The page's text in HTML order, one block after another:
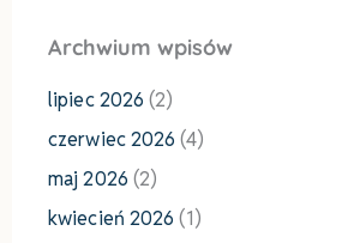
Archwium wpisów
lipiec 2026 (2)
czerwiec 2026 (4)
maj 2026 (2)
kwiecień 2026 (1)